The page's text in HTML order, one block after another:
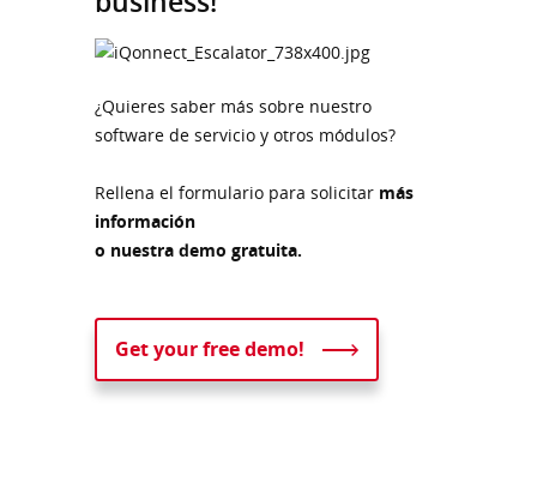
¿Quieres saber más sobre nuestro
software de servicio y otros módulos?
Rellena el formulario para solicitar más
información
o nuestra demo gratuita.
Get your free demo!